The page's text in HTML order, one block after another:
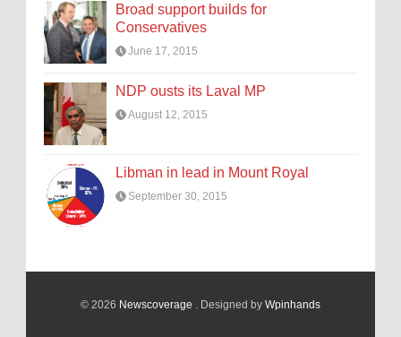
Broad support builds for
Conservatives
June 17, 2015
NDP ousts its Laval MP
August 12, 2015
Libman in lead in Mount Royal
September 30, 2015
© 2026 Newscoverage . Designed by Wpinhands